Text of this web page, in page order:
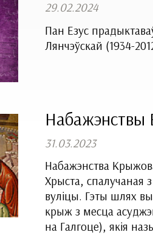
29.02.2024
Пан Езус
Лянчэўскай ​(1934-
Набажэнствы
31.03.2023
Набажэнства
Хрыста, спалучаная
вуліцы. Гэты шлях
крыж з месца
на Галгоце), якія